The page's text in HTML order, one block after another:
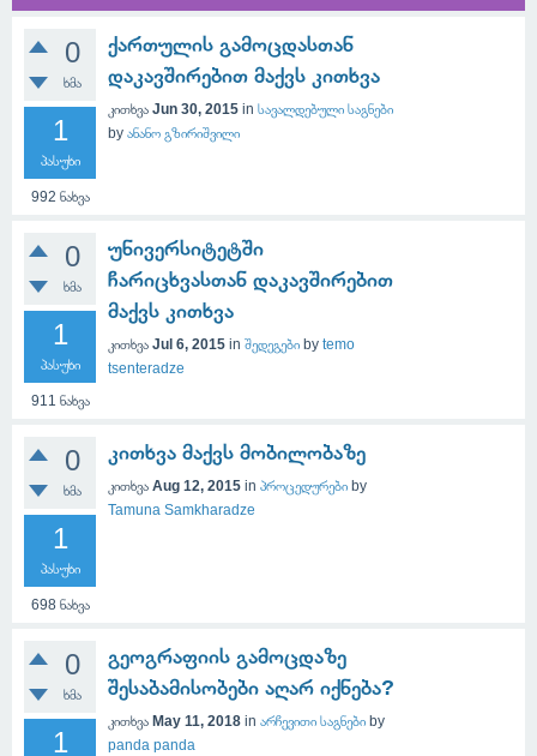
0
ხმა
1
პასუხი
992 ნახვა
ქართულის გამოცდასთან
დაკავშირებით მაქვს კითხვა
კითხვა Jun 30, 2015 in სავალდებული საგნები
by ანანო გზირიშვილი
0
ხმა
1
პასუხი
911 ნახვა
უნივერსიტეტში
ჩარიცხვასთან დაკავშირებით
მაქვს კითხვა
კითხვა Jul 6, 2015 in შედეგები by temo
tsenteradze
0
ხმა
1
პასუხი
698 ნახვა
კითხვა მაქვს მობილობაზე
კითხვა Aug 12, 2015 in პროცედურები by
Tamuna Samkharadze
0
ხმა
1
გეოგრაფიის გამოცდაზე
შესაბამისობები აღარ იქნება?
კითხვა May 11, 2018 in არჩევითი საგნები by
panda panda